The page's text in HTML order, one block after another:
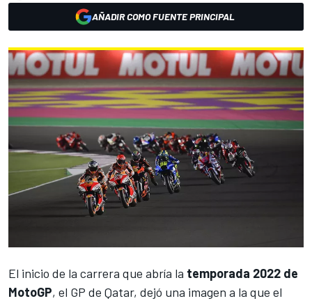
AÑADIR COMO FUENTE PRINCIPAL
El inicio de la carrera que abría la temporada 2022 de
MotoGP, el GP de Qatar, dejó una imagen a la que el